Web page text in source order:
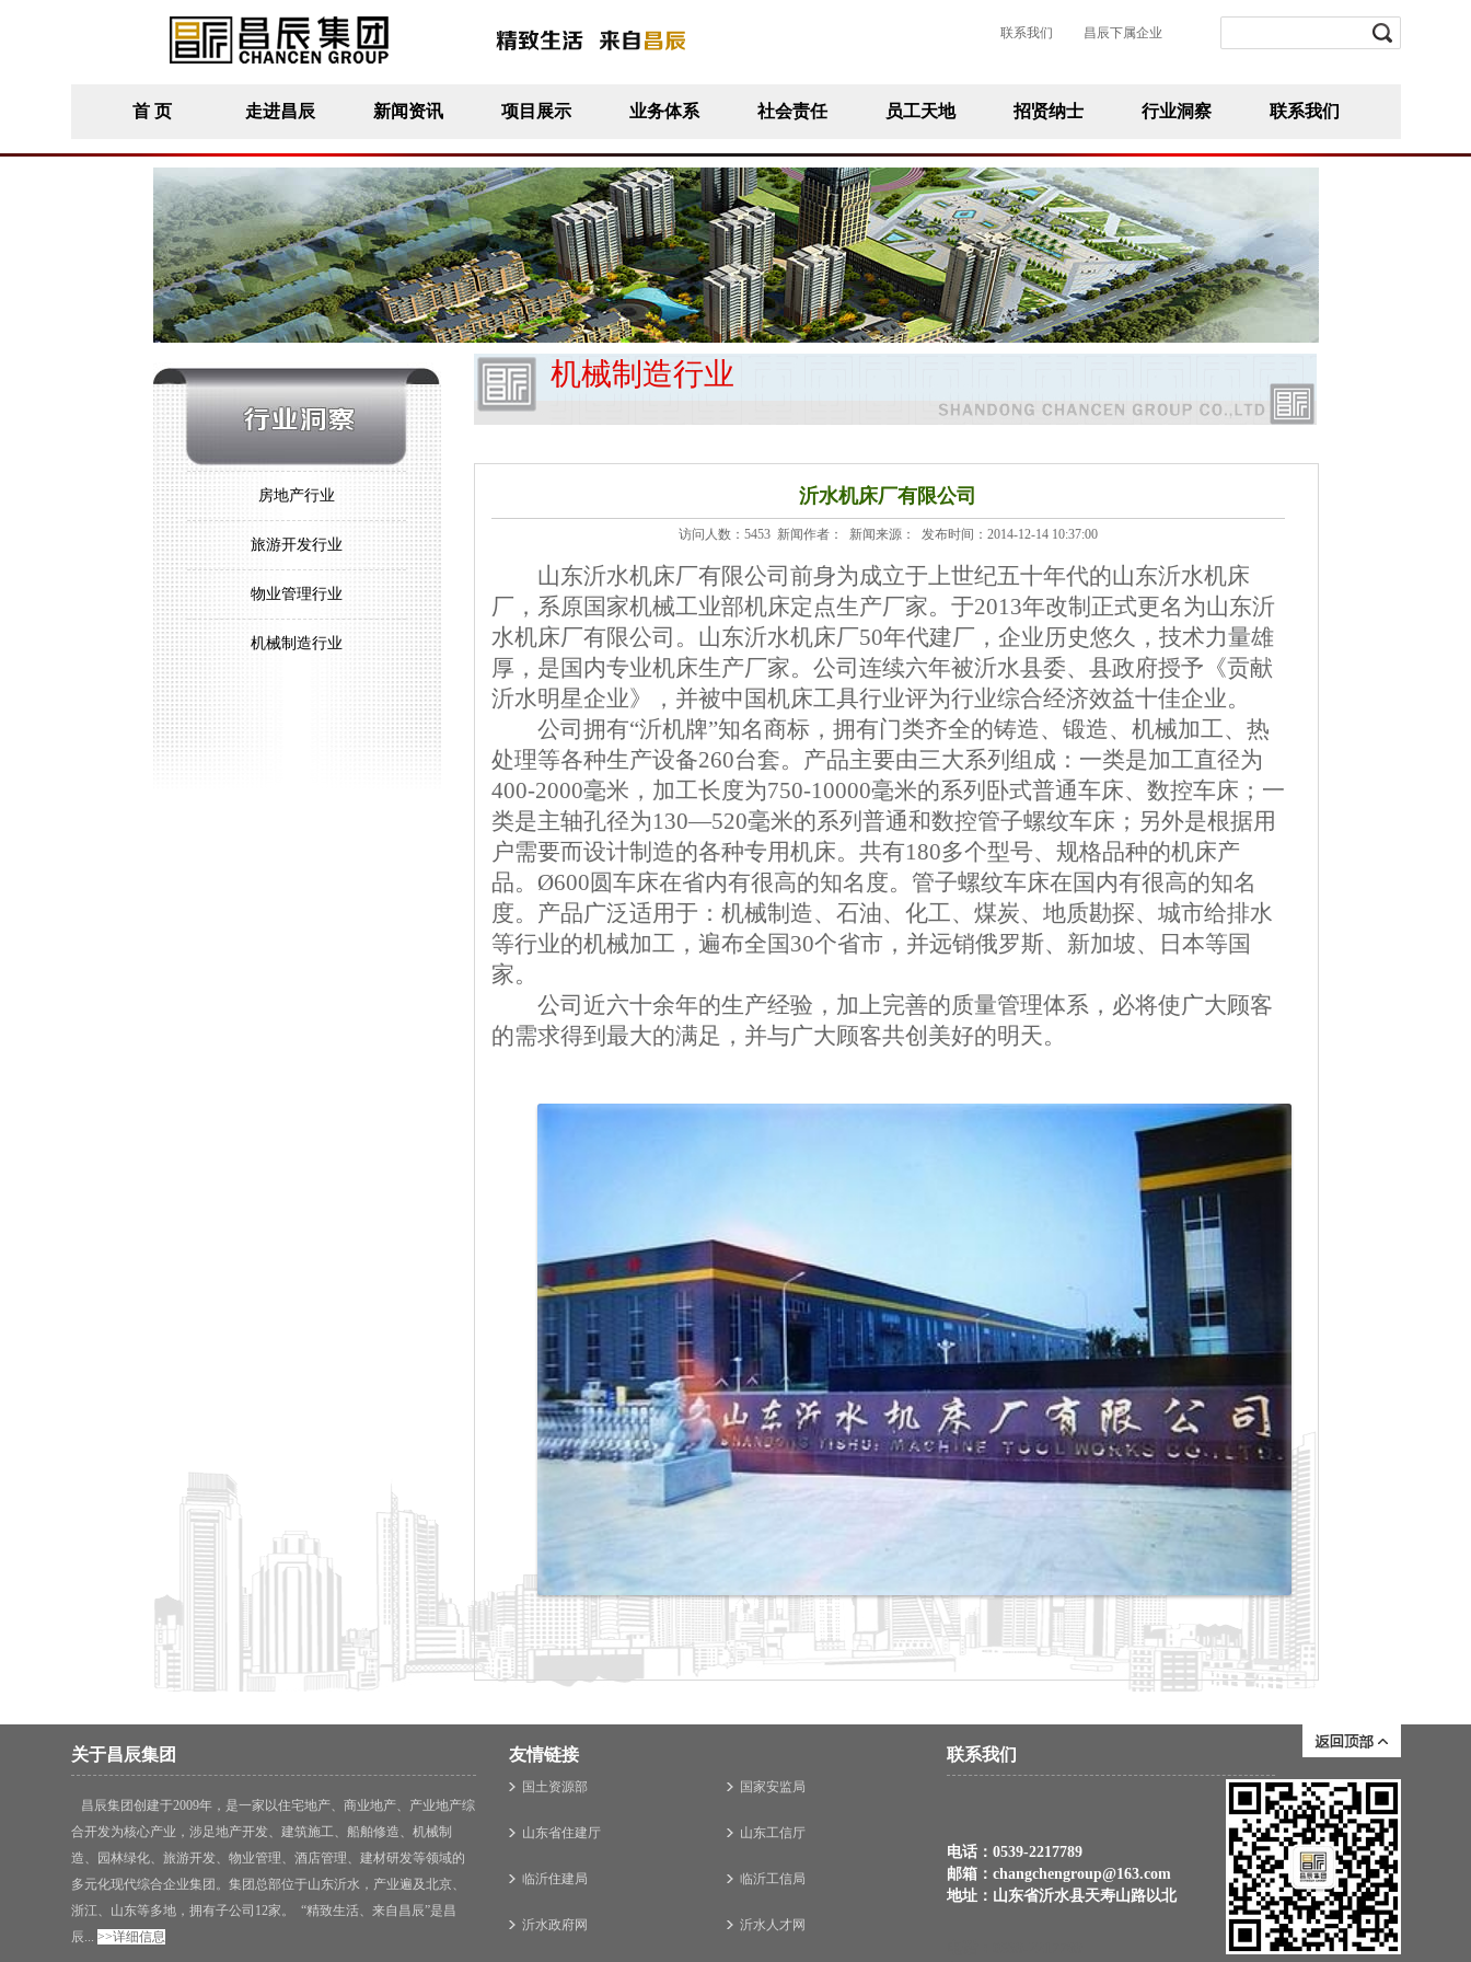
联系我们 昌辰下属企业
首 页 走进昌辰 新闻资讯 项目展示 业务体系 社会责任 员工天地 招贤纳士 行业洞察 联系我们
房地产行业
旅游开发行业
物业管理行业
机械制造行业
机械制造行业
沂水机床厂有限公司
访问人数：5453 新闻作者： 新闻来源： 发布时间：2014-12-14 10:37:00
山东沂水机床厂有限公司前身为成立于上世纪五十年代的山东沂水机床
厂，系原国家机械工业部机床定点生产厂家。于2013年改制正式更名为山东沂
水机床厂有限公司。山东沂水机床厂50年代建厂，企业历史悠久，技术力量雄
厚，是国内专业机床生产厂家。公司连续六年被沂水县委、县政府授予《贡献
沂水明星企业》，并被中国机床工具行业评为行业综合经济效益十佳企业。
公司拥有“沂机牌”知名商标，拥有门类齐全的铸造、锻造、机械加工、热
处理等各种生产设备260台套。产品主要由三大系列组成：一类是加工直径为
400-2000毫米，加工长度为750-10000毫米的系列卧式普通车床、数控车床；一
类是主轴孔径为130—520毫米的系列普通和数控管子螺纹车床；另外是根据用
户需要而设计制造的各种专用机床。共有180多个型号、规格品种的机床产
品。 Ø600圆车床在省内有很高的知名度。管子螺纹车床在国内有很高的知名
度。
产品广泛适用于：机械制造、石油、化工、煤炭、地质勘探、城市给排水
等行业的机械加工，遍布全国30个省市，并远销俄罗斯、新加坡、日本等国
家。
公司近六十余年的生产经验，加上完善的质量管理体系，必将使广大顾客
的需求得到最大的满足，并与广大顾客共创美好的明天。
关于昌辰集团
昌辰集团创建于2009年，是一家以住宅地产、商业地产、产业地产综
合开发为核心产业，涉足地产开发、建筑施工、船舶修造、机械制
造、园林绿化、旅游开发、物业管理、酒店管理、建材研发等领域的
多元化现代综合企业集团。集团总部位于山东沂水，产业遍及北京、
浙江、山东等多地，拥有子公司12家。 “精致生活、来自昌辰”是昌
辰... >>详细信息
友情链接
国土资源部 国家安监局
山东省住建厅 山东工信厅
临沂住建局 临沂工信局
沂水政府网 沂水人才网
联系我们
电话：0539-2217789
邮箱： changchengroup@163.com
地址：山东省沂水县天寿山路以北